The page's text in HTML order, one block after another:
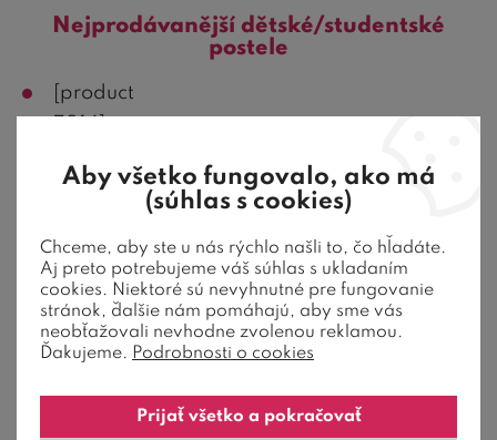
Nejprodávanější dětské/studentské
postele
[product
[product
12313]
13007]
[product
440]
Nejprodávanější patrové postele
Aby všetko fungovalo, ako má
(súhlas s cookies)
Chceme, aby ste u nás rýchlo našli to, čo hľadáte.
Aj preto potrebujeme váš súhlas s ukladaním
cookies. Niektoré sú nevyhnutné pre fungovanie
stránok, ďalšie nám pomáhajú, aby sme vás
neobťažovali nevhodne zvolenou reklamou.
Ďakujeme. Podrobnosti o cookies
Prijať všetko a pokračovať